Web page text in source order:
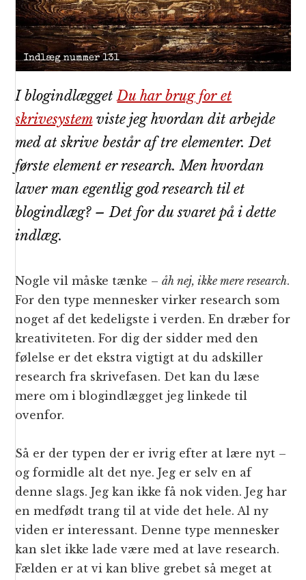
I blogindlæggetDu har brug for et
skrivesystemviste jeg hvordan dit arbejde
med at skrive består aftre elementer. Det
første element er research. Men hvordan
laver man egentlig god research til et
blogindlæg? – Det for du svaret på i dette
indlæg.
Nogle vil måske tænke –åh nej, ikke mere research.
For den type mennesker virker research som
noget af det kedeligste i verden. En dræber for
kreativiteten. For dig der sidder med den
følelse er det ekstra vigtigt at du adskiller
research fra skrivefasen. Det kan du læse
mere om i blogindlægget jeg linkede til
ovenfor.
Så er der typen der er ivrig efter at lære nyt –
og formidle alt det nye. Jeg er selv en af
denne slags. Jeg kan ikke få nok viden. Jeg har
en medfødt trang til at vide det hele. Al ny
viden er interessant. Denne type mennesker
kan slet ikke lade være med at lave research.
Fælden er at vi kan blive grebet så meget at